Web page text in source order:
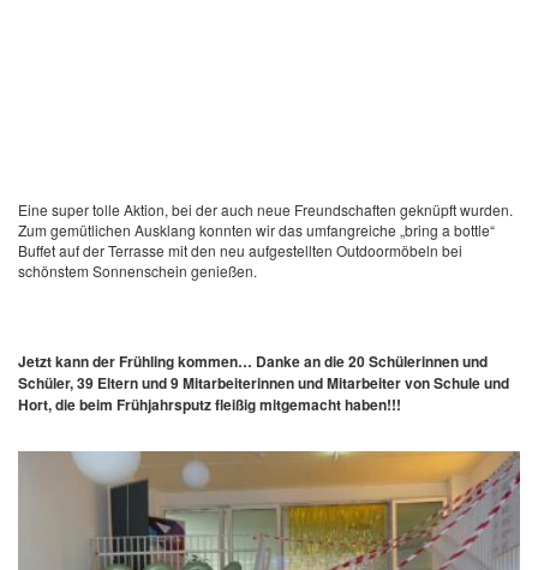
Eine super tolle Aktion, bei der auch neue Freundschaften geknüpft wurden.
Zum gemütlichen Ausklang konnten wir das umfangreiche „bring a bottle“
Buffet auf der Terrasse mit den neu aufgestellten Outdoormöbeln bei
schönstem Sonnenschein genießen.
Jetzt kann der Frühling kommen… Danke an die 20 Schülerinnen und
Schüler, 39 Eltern und 9 Mitarbeiterinnen und Mitarbeiter von Schule und
Hort, die beim Frühjahrsputz fleißig mitgemacht haben!!!